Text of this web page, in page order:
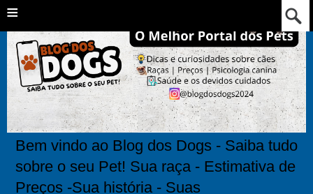
≡
Bem vindo ao Blog dos Dogs - Saiba tudo
sobre o seu Pet! Sua raça - Estimativa de
Preços -Sua história - Suas